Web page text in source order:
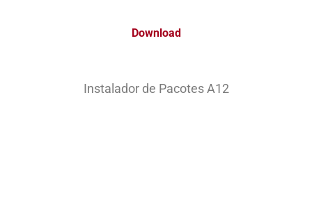
Download
Instalador de Pacotes A12